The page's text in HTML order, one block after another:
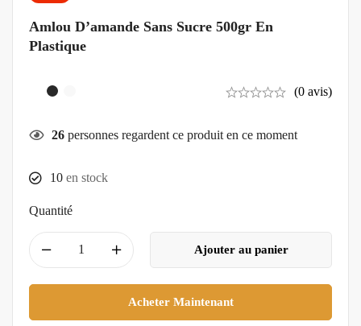
Amlou D’amande Sans Sucre 500gr En
Plastique
(0 avis)
26 personnes regardent ce produit en ce moment
10 en stock
Quantité
Ajouter au panier
Acheter Maintenant